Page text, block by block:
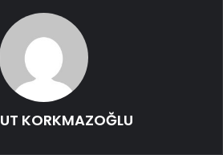
KORKMAZOĞLU